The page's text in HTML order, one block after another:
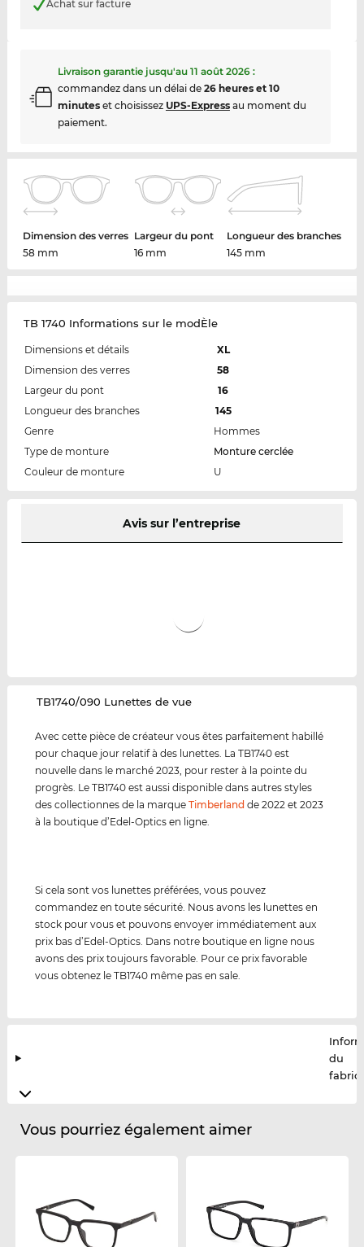
Achat sur facture
Livraison garantie jusqu'au 11 août 2026:
commandez dans un délai de 26 heures et 10
minuteset choisissez UPS-Expressau moment du
paiement.
Dimension des verres
58 mm
Largeur du pont
16 mm
Longueur des branches
145 mm
TB 1740 Informations sur le modÈle
Dimensions et détails
XL
Dimension des verres
58
Largeur du pont
16
Longueur des branches
145
Genre
Hommes
Type de monture
Monture cerclée
Couleur de monture
U
Avis sur l’entreprise
‌TB1740/090 Lunettes de vue
Avec cette pièce de créateur vous êtes parfaitement habillé
pour chaque jour relatif à des lunettes. La TB1740 est
nouvelle dans le marché 2023, pour rester à la pointe du
progrès. Le TB1740 est aussi disponible dans autres styles
des collectionnes de la marqueTimberland de 2022 et 2023
à la boutique d’Edel-Optics en ligne.
Si cela sont vos lunettes préférées, vous pouvez
commandez en toute sécurité. Nous avons les lunettes en
stock pour vous et pouvons envoyer immédiatement aux
prix bas d’Edel-Optics. Dans notre boutique en ligne nous
avons des prix toujours favorable. Pour ce prix favorable
vous obtenez le TB1740 même pas en sale.
du
Vous pourriez également aimer